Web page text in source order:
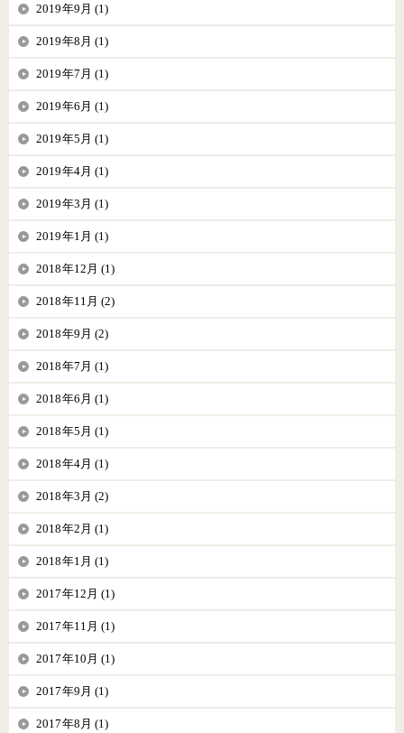
2019年9月 (1)
2019年8月 (1)
2019年7月 (1)
2019年6月 (1)
2019年5月 (1)
2019年4月 (1)
2019年3月 (1)
2019年1月 (1)
2018年12月 (1)
2018年11月 (2)
2018年9月 (2)
2018年7月 (1)
2018年6月 (1)
2018年5月 (1)
2018年4月 (1)
2018年3月 (2)
2018年2月 (1)
2018年1月 (1)
2017年12月 (1)
2017年11月 (1)
2017年10月 (1)
2017年9月 (1)
2017年8月 (1)